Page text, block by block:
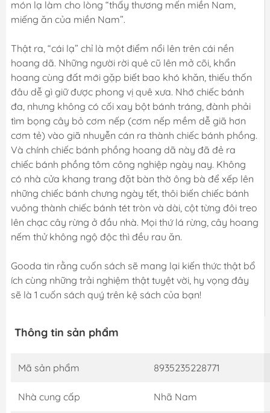
món lạ làm cho lòng “thấy thương mến miền Nam,
miếng ăn của miền Nam”.
Thật ra, “cái lạ” chỉ là một điểm nổi lên trên cái nền
hoang dã. Những người rời quê cũ lên mở cõi, khẩn
hoang cùng đất mới gặp biết bao khó khăn, thiếu thốn
đâu dễ gì giữ được phong vị quê xưa. Nhớ chiếc bánh
đa, nhưng không có cối xay bột bánh tráng, đành phải
tìm bọng cây bỏ cơm nếp (cơm nếp mềm dễ giã hơn
cơm tẻ) vào giã nhuyễn cán ra thành chiếc bánh phồng.
Và chính chiếc bánh phồng hoang dã này đã đẻ ra
chiếc bánh phồng tôm công nghiệp ngày nay. Không
có nhà cửa khang trang đặt bàn thờ ông bà để xếp lên
những chiếc bánh chưng ngày tết, thôi biến chiếc bánh
vuông thành chiếc bánh tét tròn và dài, cột từng đôi treo
lên chạc cây rừng ở đầu nhà. Mọi thứ lá rừng, cây hoang
nếm thử không ngộ độc thì đều rau ăn.
Gooda tin rằng cuốn sách sẽ mang lại kiến thức thật bổ
ích cùng những trải nghiệm thật tuyệt vời, hy vọng đây
sẽ là 1 cuốn sách quý trên kệ sách của bạn!
Thông tin sản phẩm
Mã sản phẩm 8935235228771
Nhà cung cấp Nhã Nam